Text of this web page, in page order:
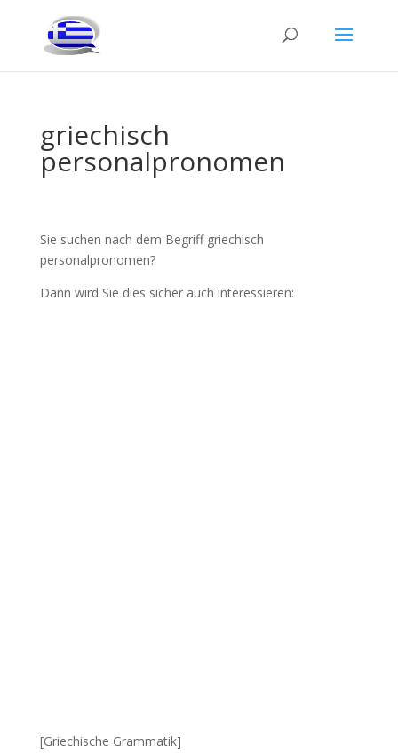
griechisch
personalpronomen
Sie suchen nach dem Begriff griechisch
personalpronomen?
Dann wird Sie dies sicher auch interessieren:
[Griechische Grammatik]